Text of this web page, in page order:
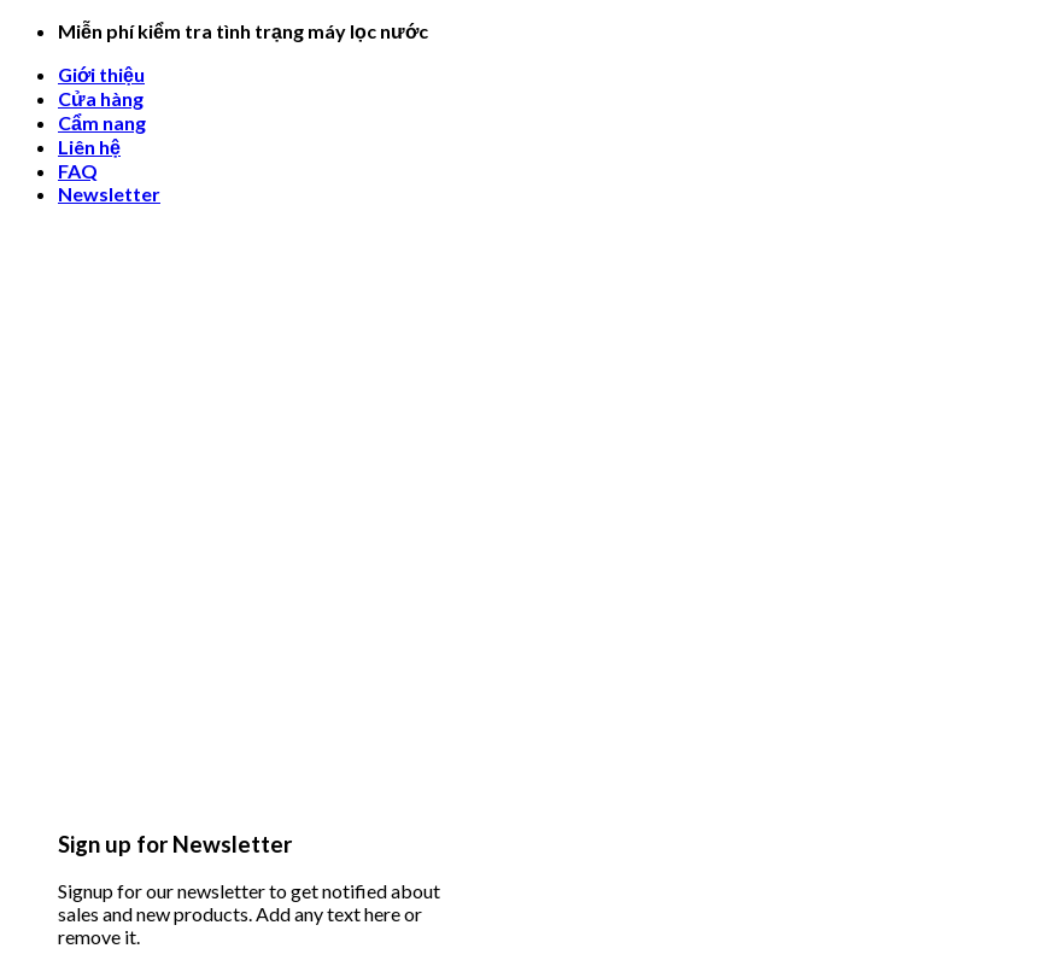
Skip
content
Miễn phí kiểm tra tình trạng máy lọc nước
Giới thiệu
Cửa hàng
Cẩm nang
Liên hệ
FAQ
Newsletter
Sign up for Newsletter
Signup for our newsletter to get notified about
sales and new products. Add any text here or
remove it.